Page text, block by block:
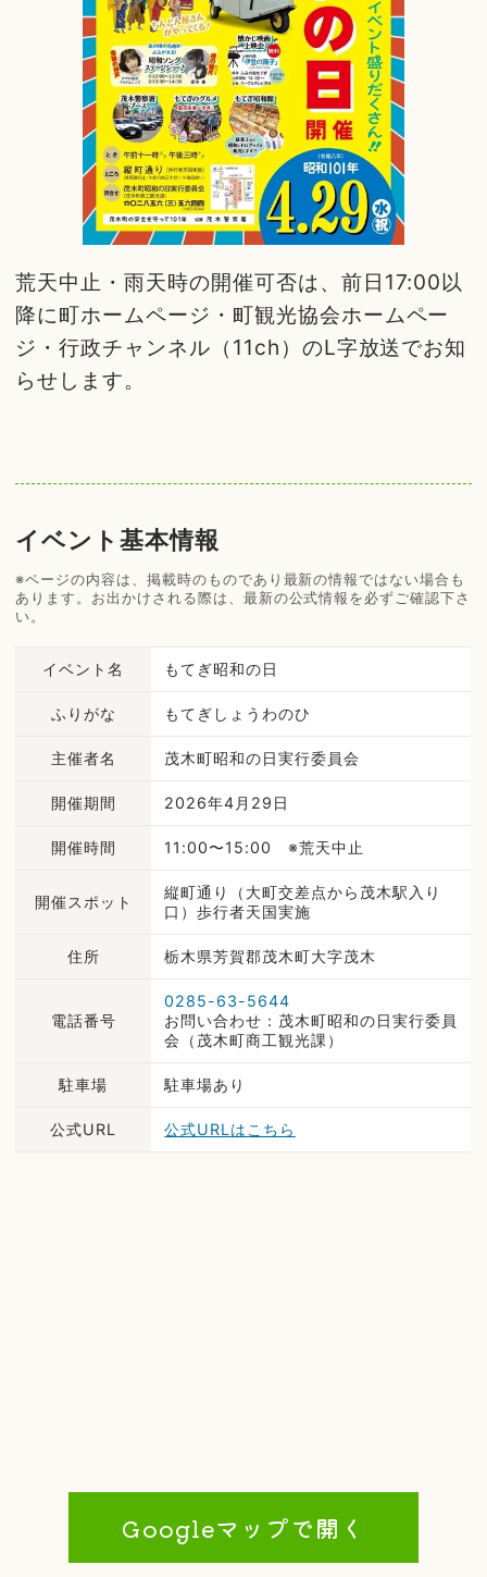
荒天中止・雨天時の開催可否は、前日17:00以
降に町ホームページ・町観光協会ホームペー
ジ・行政チャンネル（11ch）のL字放送でお知
らせします。
イベント基本情報
※ページの内容は、掲載時のものであり最新の情報ではない場合も
あります。お出かけされる際は、最新の公式情報を必ずご確認下さ
い。
イベント名 もてぎ昭和の日
ふりがな もてぎしょうわのひ
主催者名 茂木町昭和の日実行委員会
開催期間 2026年4月29日
開催時間 11:00〜15:00 ※荒天中止
開催スポット
縦町通り（大町交差点から茂木駅入り
口）歩行者天国実施
住所 栃木県芳賀郡茂木町大字茂木
電話番号
0285-63-5644
お問い合わせ：茂木町昭和の日実行委員
会（茂木町商工観光課）
駐車場 駐車場あり
公式URL 公式URLはこちら
Googleマップで開く